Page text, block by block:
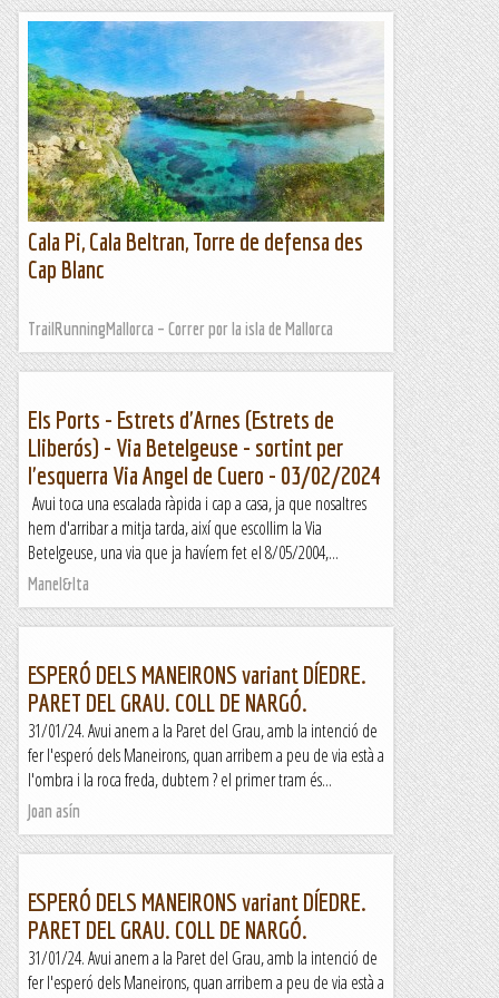
Cala Pi, Cala Beltran, Torre de defensa des
Cap Blanc
TrailRunningMallorca – Correr por la isla de Mallorca
Els Ports - Estrets d'Arnes (Estrets de
Lliberós) - Via Betelgeuse - sortint per
l'esquerra Via Angel de Cuero - 03/02/2024
Avui toca una escalada ràpida i cap a casa, ja que nosaltres
hem d'arribar a mitja tarda, així que escollim la Via
Betelgeuse, una via que ja havíem fet el 8/05/2004,...
Manel&Ita
ESPERÓ DELS MANEIRONS variant DÍEDRE.
PARET DEL GRAU. COLL DE NARGÓ.
31/01/24. Avui anem a la Paret del Grau, amb la intenció de
fer l'esperó dels Maneirons, quan arribem a peu de via està a
l'ombra i la roca freda, dubtem ? el primer tram és...
Joan asín
ESPERÓ DELS MANEIRONS variant DÍEDRE.
PARET DEL GRAU. COLL DE NARGÓ.
31/01/24. Avui anem a la Paret del Grau, amb la intenció de
fer l'esperó dels Maneirons, quan arribem a peu de via està a